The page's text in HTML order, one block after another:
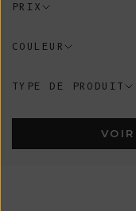
PRIX
COULEUR
TYPE DE PRODUIT